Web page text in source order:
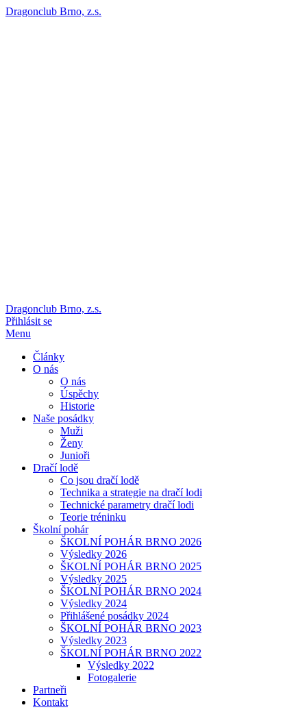
Dragonclub Brno, z.s.
Dragonclub Brno, z.s.
Přihlásit se
Menu
Články
O nás
O nás
Úspěchy
Historie
Naše posádky
Muži
Ženy
Junioři
Dračí lodě
Co jsou dračí lodě
Technika a strategie na dračí lodi
Technické parametry dračí lodi
Teorie tréninku
Školní pohár
ŠKOLNÍ POHÁR BRNO 2026
Výsledky 2026
ŠKOLNÍ POHÁR BRNO 2025
Výsledky 2025
ŠKOLNÍ POHÁR BRNO 2024
Výsledky 2024
Přihlášené posádky 2024
ŠKOLNÍ POHÁR BRNO 2023
Výsledky 2023
ŠKOLNÍ POHÁR BRNO 2022
Výsledky 2022
Fotogalerie
Partneři
Kontakt